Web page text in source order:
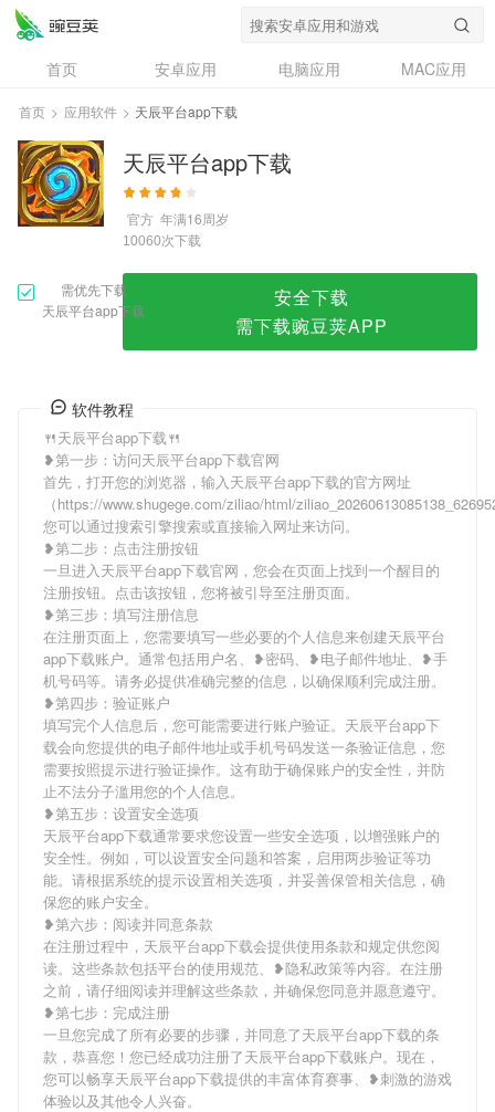
首页 安卓应用 电脑应用
MAC应用
资讯
专题
问答
首页 > 应用软件 > 天辰平台app下载
天辰平台app下载
官方 年满16周岁
10060次下载
需优先下载
天辰平台app下载
安全下载
需下载豌豆荚APP
软件教程
🍴天辰平台app下载🍴
❥第一步：访问天辰平台app下载官网
首先，打开您的浏览器，输入天辰平台app下载的官方网址
（https://www.shugege.com/ziliao/html/
您可以通过搜索引擎搜索或直接输入网址来访问。
❥第二步：点击注册按钮
一旦进入天辰平台app下载官网，您会在页面上找到一个醒目的
注册按钮。点击该按钮，您将被引导至注册页面。
❥第三步：填写注册信息
在注册页面上，您需要填写一些必要的个人信息来创建天辰平台
app下载账户。通常包括用户名、❥密码、❥电子邮件地址、❥手
机号码等。请务必提供准确完整的信息，以确保顺利完成注册。
❥第四步：验证账户
填写完个人信息后，您可能需要进行账户验证。天辰平台app下
载会向您提供的电子邮件地址或手机号码发送一条验证信息，您
需要按照提示进行验证操作。这有助于确保账户的安全性，并防
止不法分子滥用您的个人信息。
❥第五步：设置安全选项
天辰平台app下载通常要求您设置一些安全选项，以增强账户的
安全性。例如，可以设置安全问题和答案，启用两步验证等功
能。请根据系统的提示设置相关选项，并妥善保管相关信息，确
保您的账户安全。
❥第六步：阅读并同意条款
在注册过程中，天辰平台app下载会提供使用条款和规定供您阅
读。这些条款包括平台的使用规范、❥隐私政策等内容。在注册
之前，请仔细阅读并理解这些条款，并确保您同意并愿意遵守。
❥第七步：完成注册
一旦您完成了所有必要的步骤，并同意了天辰平台app下载的条
款，恭喜您！您已经成功注册了天辰平台app下载账户。现在，
您可以畅享天辰平台app下载提供的丰富体育赛事、❥刺激的游戏
体验以及其他令人兴奋。